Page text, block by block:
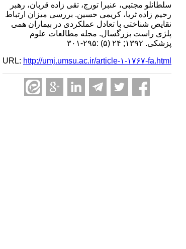
سلطانلو مجتبی، عنبرا تورج، تقی زاده قربان، رهبر
رحیم زاده ثریا، کریمی حسین. بررسی میزان ارتباط
نقایص شناختی با تعادل عملکردی در بیماران همی
پلژی راست بزرگسال. مجله مطالعات علوم
پزشکی. ۱۳۹۲; ۲۴ (۵) :۲۹۵-۳۰۱
URL: http://umj.umsu.ac.ir/article-۱-۱۷۶۷-fa.html